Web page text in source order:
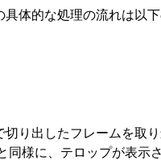
具体的な処理の流れは以
切り出したフレームを取
同様に、テロップが表示